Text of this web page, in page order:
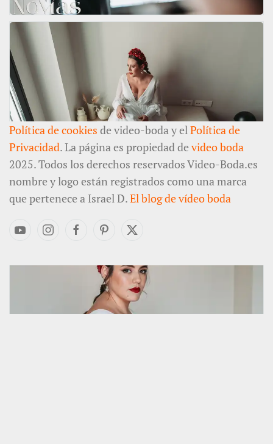
Política de cookies de video-boda y elPolítica de
Privacidad. La página es propiedad de video boda
2025. Todos los derechos reservados Video-Boda.es
nombre y logo están registrados como una marca
que pertenece a Israel D.El blog de vídeo boda